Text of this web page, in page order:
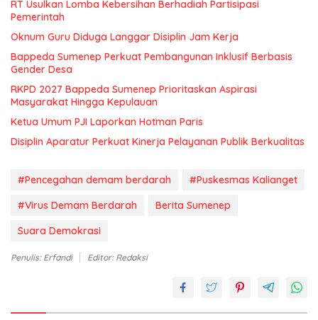
RT Usulkan Lomba Kebersihan Berhadiah Partisipasi
Pemerintah
Oknum Guru Diduga Langgar Disiplin Jam Kerja
Bappeda Sumenep Perkuat Pembangunan Inklusif Berbasis
Gender Desa
RKPD 2027 Bappeda Sumenep Prioritaskan Aspirasi
Masyarakat Hingga Kepulauan
Ketua Umum PJI Laporkan Hotman Paris
Disiplin Aparatur Perkuat Kinerja Pelayanan Publik Berkualitas
#Pencegahan demam berdarah
#Puskesmas Kalianget
#Virus Demam Berdarah
Berita Sumenep
Suara Demokrasi
Penulis: Erfandi Editor: Redaksi